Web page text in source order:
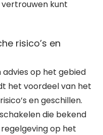
kunt
risico’s en
advies op het gebied
het voordeel van het
en geschillen.
die bekend
op het